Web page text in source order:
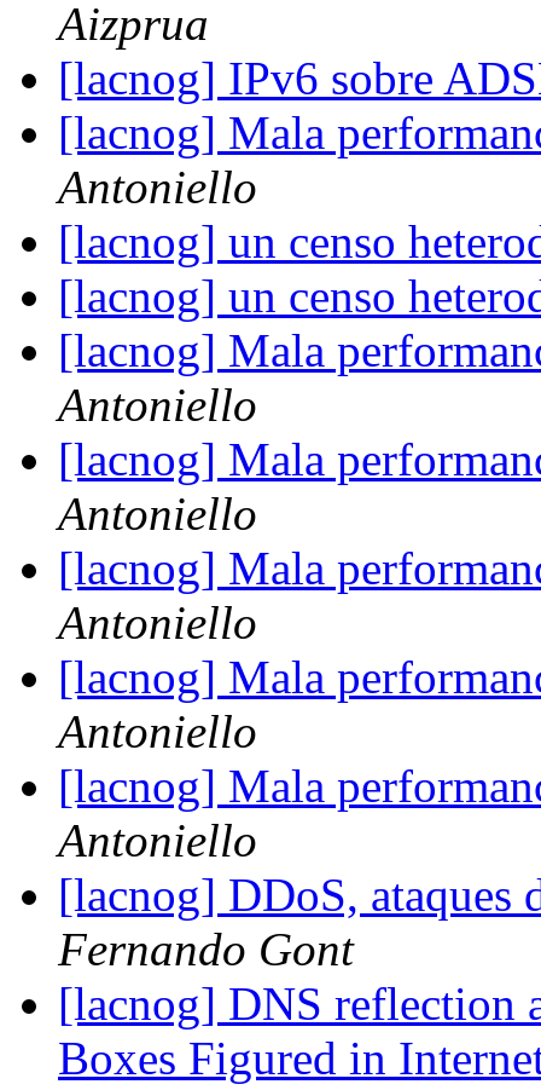
Aizprua
[lacnog] IPv6 sobre
[lacnog] Mala
Antoniello
[lacnog] un censo
[lacnog] un censo
[lacnog] Mala
Antoniello
[lacnog] Mala
Antoniello
[lacnog] Mala
Antoniello
[lacnog] Mala
Antoniello
[lacnog] Mala
Antoniello
[lacnog] DDoS,
Fernando Gont
[lacnog] DNS reflection
Boxes Figured in